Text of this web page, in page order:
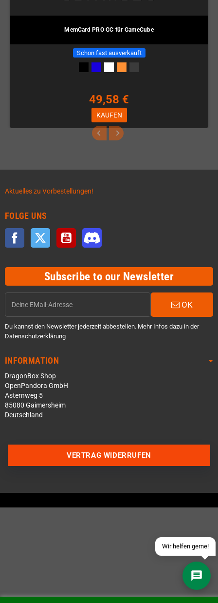
MemCard PRO GC für GameCube
Schon fast ausverkauft
49,58 €
KAUFEN
Aktuelles zu Vorbestellungen!
FOLGE UNS
Facebook Twitter YouTube
Subscribe to our Newsletter
OK
Du kannst den Newsletter jederzeit abbestellen. Mehr Infos dazu in der
Datenschutzerklärung
INFORMATION
DragonBox Shop
OpenPandora GmbH
Asternweg 5
85080 Gaimersheim
Deutschland
Wir helfen gerne!
Über WhatsApp schreiben
Schick uns eine eMail
VERTRAG WIDERRUFEN